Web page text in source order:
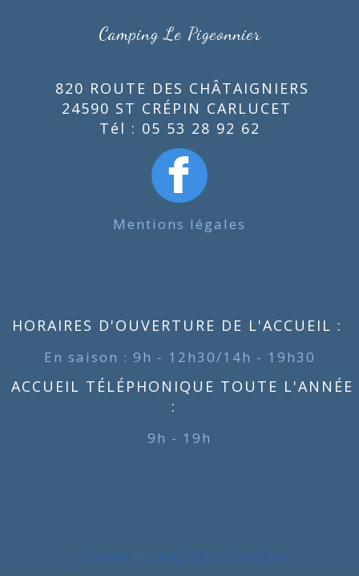
Camping Le Pigeonnier
820 ROUTE DES CHÂTAIGNIERS
24590 ST CRÉPIN CARLUCET
Tél : 05 53 28 92 62
Mentions légales
HORAIRES D'OUVERTURE DE L'ACCUEIL :
En saison : 9h - 12h30/14h - 19h30
ACCUEIL TÉLÉPHONIQUE TOUTE L'ANNÉE
:
9h - 19h
Obiwane - Campings Dordogne